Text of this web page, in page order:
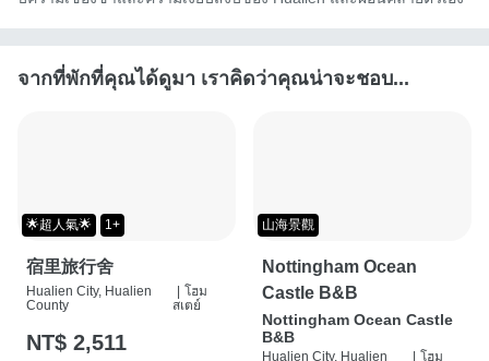
จากที่พักที่คุณได้ดูมา เราคิดว่าคุณน่าจะชอบ...
🌟超人氣🌟 1+
宿里旅行舍
Hualien City, Hualien
County
| โฮม
สเตย์
NT$ 2,511
山海景觀
Nottingham Ocean
Castle B&B
Nottingham Ocean Castle
B&B
Hualien City, Hualien
| โฮม